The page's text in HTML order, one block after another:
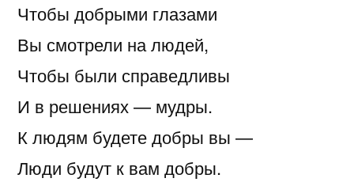
Чтобы добрыми глазами
Вы смотрели на людей,
Чтобы были справедливы
И в решениях — мудры.
К людям будете добры вы —
Люди будут к вам добры.